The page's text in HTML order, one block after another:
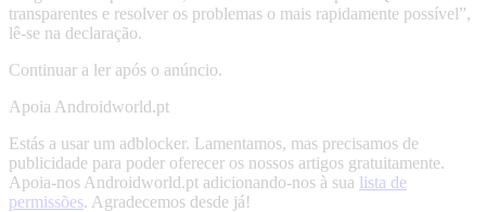
transparentes e resolver os problemas o mais rapidamente possível”,
lê-se na declaração.
Continuar a ler após o anúncio.
Apoia Androidworld.pt
Estás a usar um adblocker. Lamentamos, mas precisamos de
publicidade para poder oferecer os nossos artigos gratuitamente.
Apoia-nos Androidworld.pt adicionando-nos à sua lista de
permissões. Agradecemos desde já!